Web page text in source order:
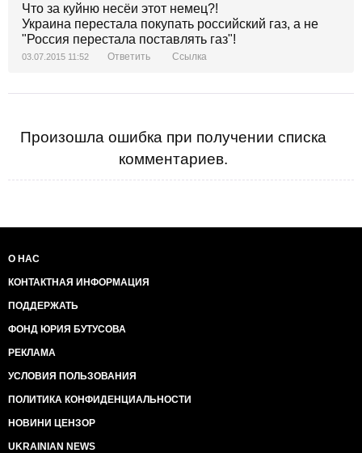
Что за куйню несёи этот немец?!
Украина перестала покупать российский газ, а не
"Россия перестала поставлять газ"!
03.07.2015 11:52 Ответить Ссылка
Произошла ошибка при получении списка
комментариев.
О НАС
КОНТАКТНАЯ ИНФОРМАЦИЯ
ПОДДЕРЖАТЬ
ФОНД ЮРИЯ БУТУСОВА
РЕКЛАМА
УСЛОВИЯ ПОЛЬЗОВАНИЯ
ПОЛИТИКА КОНФИДЕНЦИАЛЬНОСТИ
НОВИНИ ЦЕНЗОР
UKRAINIAN NEWS